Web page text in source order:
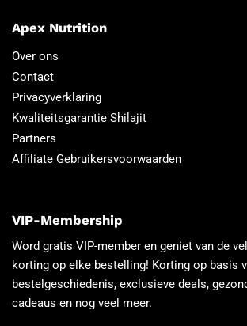
Apex Nutrition
Over ons
Contact
Privacyverklaring
Kwaliteitsgarantie Shilajit
Partners
Affiliate Gebruikersvoorwaarden
VIP-Membership
Word gratis VIP-member en geniet van de
korting op elke bestelling! Korting op basis
bestelgeschiedenis, exclusieve deals,
cadeaus en nog veel meer.